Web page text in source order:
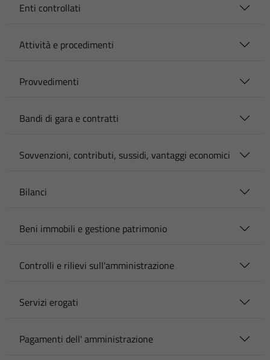
Enti controllati
Attività e procedimenti
Provvedimenti
Bandi di gara e contratti
Sovvenzioni, contributi, sussidi, vantaggi economici
Bilanci
Beni immobili e gestione patrimonio
Controlli e rilievi sull'amministrazione
Servizi erogati
Pagamenti dell' amministrazione